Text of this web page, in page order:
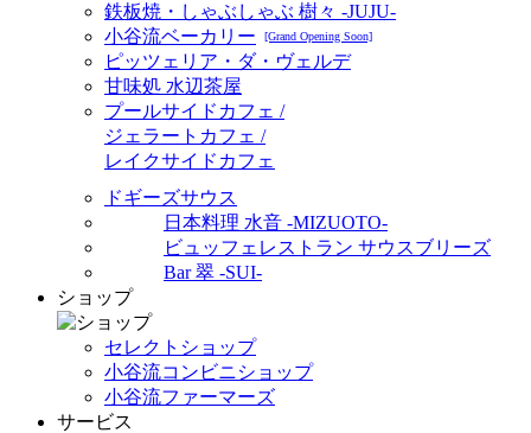
鉄板焼・しゃぶしゃぶ 樹々 -JUJU-
小谷流ベーカリー
[Grand Opening Soon]
ピッツェリア・ダ・ヴェルデ
甘味処 水辺茶屋
プールサイドカフェ /
ジェラートカフェ /
レイクサイドカフェ
ドギーズサウス
日本料理 水音 -MIZUOTO-
ビュッフェレストラン サウスブリーズ
Bar 翠 -SUI-
ショップ
セレクトショップ
小谷流コンビニショップ
小谷流ファーマーズ
サービス